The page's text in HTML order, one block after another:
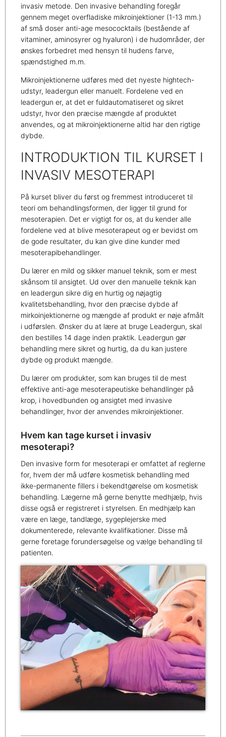
invasiv metode. Den invasive behandling foregår
gennem meget overfladiske mikroinjektioner (1-13 mm.)
af små doser anti-age mesococktails (bestående af
vitaminer, aminosyrer og hyaluron) i de hudområder, der
ønskes forbedret med hensyn til hudens farve,
spændstighed m.m.
Mikroinjektionerne udføres med det nyeste hightech-
udstyr, leadergun eller manuelt. Fordelene ved en
leadergun er, at det er fuldautomatiseret og sikret
udstyr, hvor den præcise mængde af produktet
anvendes, og at mikroinjektionerne altid har den rigtige
dybde.
INTRODUKTION TIL KURSET I
INVASIV MESOTERAPI
På kurset bliver du først og fremmest introduceret til
teori om behandlingsformen, der ligger til grund for
mesoterapien. Det er vigtigt for os, at du kender alle
fordelene ved at blive mesoterapeut og er bevidst om
de gode resultater, du kan give dine kunder med
mesoterapibehandlinger.
Du lærer en mild og sikker manuel teknik, som er mest
skånsom til ansigtet. Ud over den manuelle teknik kan
en leadergun sikre dig en hurtig og nøjagtig
kvalitetsbehandling, hvor den præcise dybde af
mirkoinjektionerne og mængde af produkt er nøje afmålt
i udførslen. Ønsker du at lære at bruge Leadergun, skal
den bestilles 14 dage inden praktik. Leadergun gør
behandling mere sikret og hurtig, da du kan justere
dybde og produkt mængde.
Du lærer om produkter, som kan bruges til de mest
effektive anti-age mesoterapeutiske behandlinger på
krop, i hovedbunden og ansigtet med invasive
behandlinger, hvor der anvendes mikroinjektioner.
Hvem kan tage kurset i invasiv
mesoterapi?
Den invasive form for mesoterapi er omfattet af reglerne
for, hvem der må udføre kosmetisk behandling med
ikke-permanente fillers i bekendtgørelse om kosmetisk
behandling. Lægerne må gerne benytte medhjælp, hvis
disse også er registreret i styrelsen. En medhjælp kan
være en læge, tandlæge, sygeplejerske med
dokumenterede, relevante kvalifikationer. Disse må
gerne foretage forundersøgelse og vælge behandling til
patienten.